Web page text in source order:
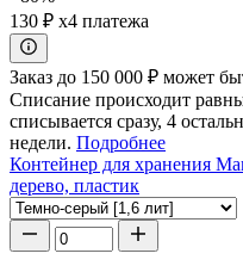
130 ₽ x4 платежа
Заказ до 150 000 ₽ может
Списание происходит
списывается сразу, 4
недели. Подробнее
Контейнер для хранения
дерево, пластик